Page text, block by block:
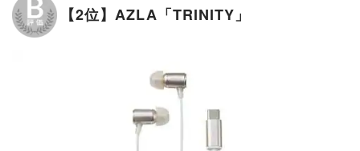
【2位】AZLA「TRINITY」